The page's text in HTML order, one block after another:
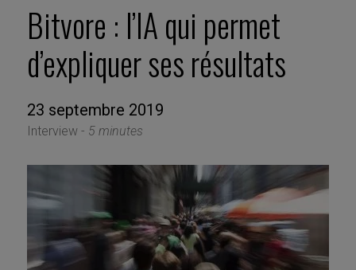
Bitvore : l’IA qui permet
d’expliquer ses résultats
23 septembre 2019
Interview - 5 minutes